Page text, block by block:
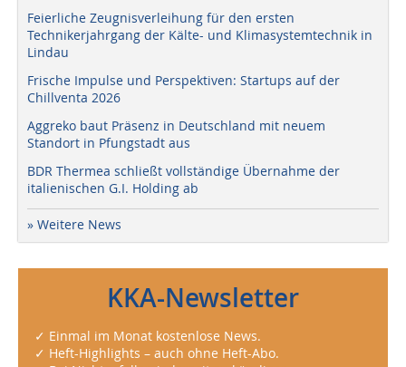
Feierliche Zeugnisverleihung für den ersten
Technikerjahrgang der Kälte- und Klimasystemtechnik in
Lindau
Frische Impulse und Perspektiven: Startups auf der
Chillventa 2026
Aggreko baut Präsenz in Deutschland mit neuem
Standort in Pfungstadt aus
BDR Thermea schließt vollständige Übernahme der
italienischen G.I. Holding ab
» Weitere News
KKA-Newsletter
✓ Einmal im Monat kostenlose News.
✓ Heft-Highlights – auch ohne Heft-Abo.